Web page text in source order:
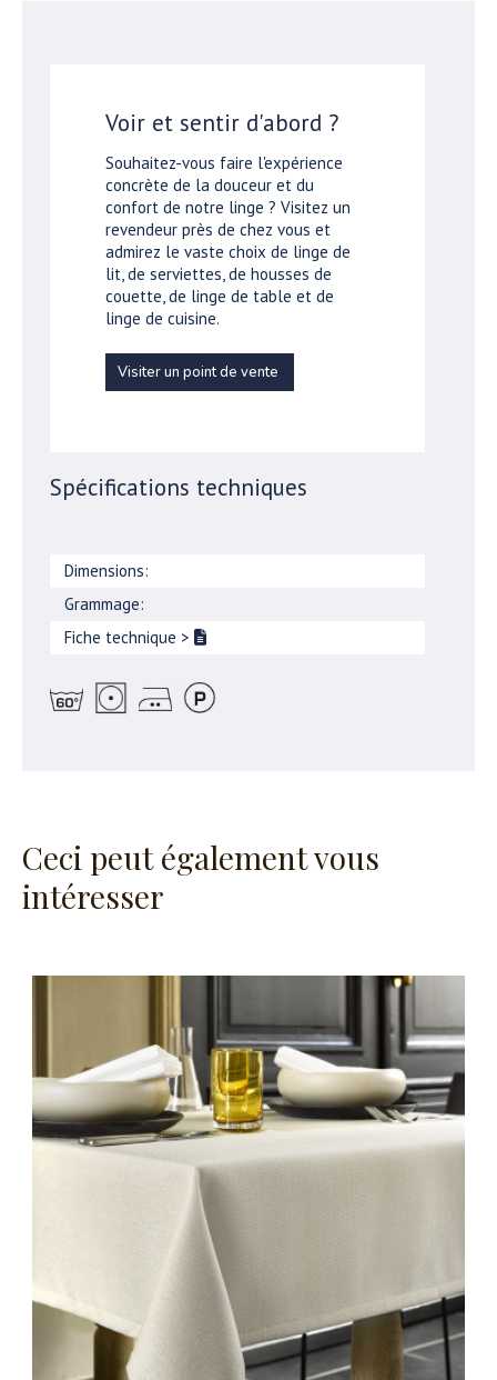
Voir et sentir d'abord ?
Souhaitez-vous faire l'expérience
concrète de la douceur et du
confort de notre linge ? Visitez un
revendeur près de chez vous et
admirez le vaste choix de linge de
lit, de serviettes, de housses de
couette, de linge de table et de
linge de cuisine.
Visiter un point de vente
Spécifications techniques
Dimensions:
Grammage:
Fiche technique >
Ceci peut également vous
intéresser